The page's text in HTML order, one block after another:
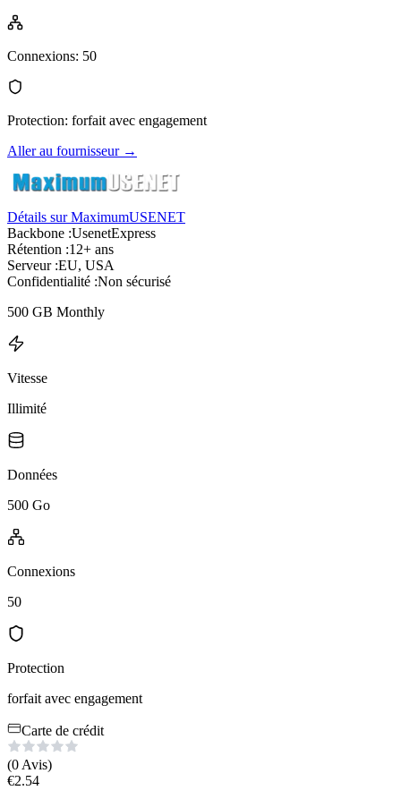
Connexions: 50
Protection: forfait avec engagement
Aller au fournisseur→
Détails sur MaximumUSENET
Backbone :UsenetExpress
Rétention :12+ ans
Serveur :EU, USA
Confidentialité :Non sécurisé
500 GB Monthly
Vitesse
Illimité
Données
500 Go
Connexions
50
Protection
forfait avec engagement
Carte de crédit
(0 Avis)
€2.54